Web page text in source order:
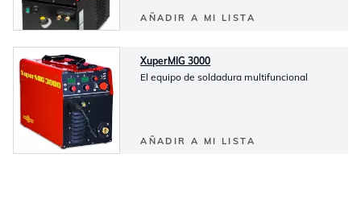
AÑADIR A MI LISTA
XuperMIG 3000
El equipo de soldadura multifuncional
AÑADIR A MI LISTA